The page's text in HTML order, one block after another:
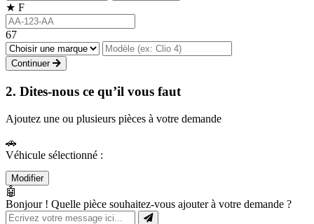
★ F
67
Continuer
2. Dites-nous ce qu’il vous faut
Ajoutez une ou plusieurs pièces à votre demande
🚗
Véhicule sélectionné :
Modifier
🤖
Bonjour ! Quelle pièce souhaitez-vous ajouter à votre demande ?